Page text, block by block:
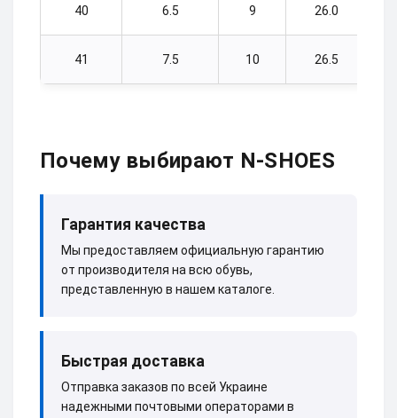
40 6.5 9 26.0
41 7.5 10 26.5
Почему выбирают N-SHOES
Гарантия качества
Мы предоставляем официальную гарантию
от производителя на всю обувь,
представленную в нашем каталоге.
Быстрая доставка
Отправка заказов по всей Украине
надежными почтовыми операторами в